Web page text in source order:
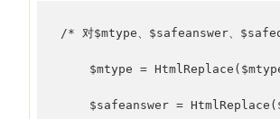
/* 对$mtype、$safeanswer、
$mtype =
$safeanswer =